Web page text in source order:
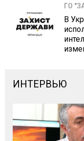
ГО
В
ИНТЕРВЬЮ